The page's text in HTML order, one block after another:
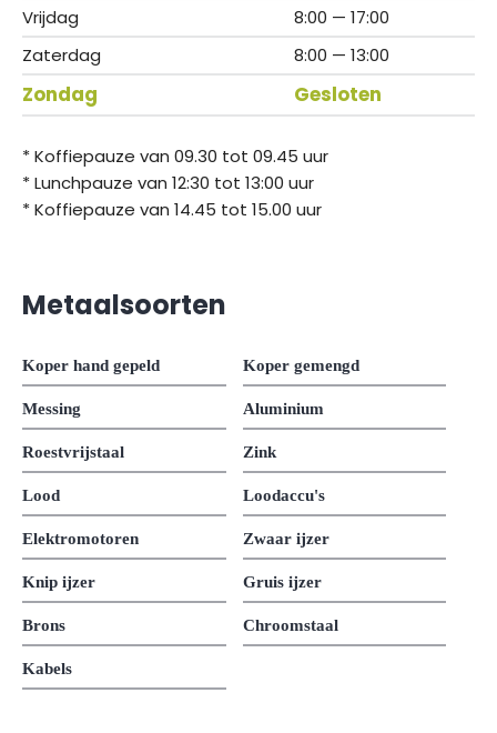
Vrijdag
8:00 — 17:00
Zaterdag
8:00 — 13:00
Zondag Gesloten
* Koffiepauze van 09.30 tot 09.45 uur
* Lunchpauze van 12:30 tot 13:00 uur
* Koffiepauze van 14.45 tot 15.00 uur
Metaalsoorten
Koper hand gepeld Koper gemengd
Messing Aluminium
Roestvrijstaal Zink
Lood Loodaccu's
Elektromotoren Zwaar ijzer
Knip ijzer Gruis ijzer
Brons Chroomstaal
Kabels